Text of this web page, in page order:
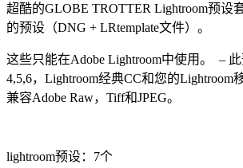
超酷的GLOBE TROTTER Lightroom预设
的预设（DNG + LRtemplate文件）。
这些只能在Adobe Lightroom中使用。 –
4,5,6，Lightroom经典CC和您的Lightroom
兼容Adobe Raw，Tiff和JPEG。
lightroom预设：7个